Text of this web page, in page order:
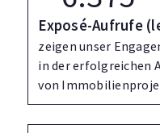
individuell ist wie Ihre
sich wirklich kümmert.
Exposé-Aufrufe
zeigen unser
in der erfolgreichen
von